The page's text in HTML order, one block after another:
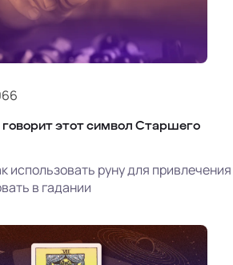
этот символ Старшего
использовать руну для привлечения
в гадании